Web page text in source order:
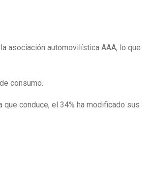
asociación automovilística AAA, lo que
consumo.
conduce, el 34% ha modificado sus